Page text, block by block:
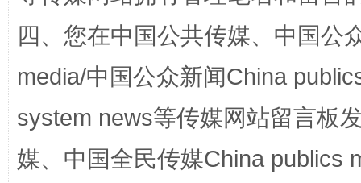
站台名比不上好声名
四、您在中国公共传媒、中国公
media/中国公众新闻China
system news等传媒网站留言板
媒、中国全民传媒China publics